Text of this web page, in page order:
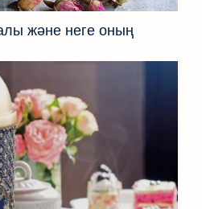
және неге оның